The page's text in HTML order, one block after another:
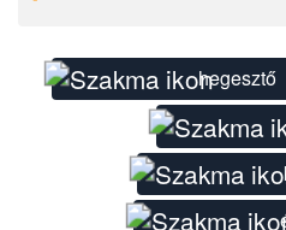
hegesztő